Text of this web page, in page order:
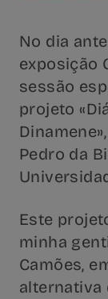
No dia
exposição
sessão
projeto
Pedro da
Este
minha
Camões,
alternativa